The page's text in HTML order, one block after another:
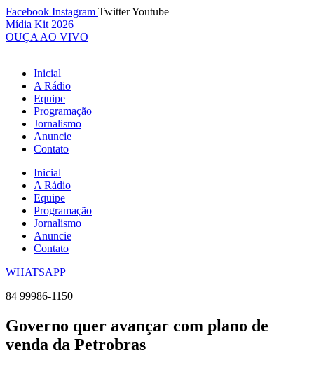
Ir
para
o
Facebook Instagram TwitterYoutube
Mídia Kit 2026
OUÇA AO VIVO
Inicial
A Rádio
Equipe
Programação
Jornalismo
Anuncie
Contato
Inicial
A Rádio
Equipe
Programação
Jornalismo
Anuncie
Contato
WHATSAPP
84 99986-1150
Governo quer avançar com plano de
venda da Petrobras